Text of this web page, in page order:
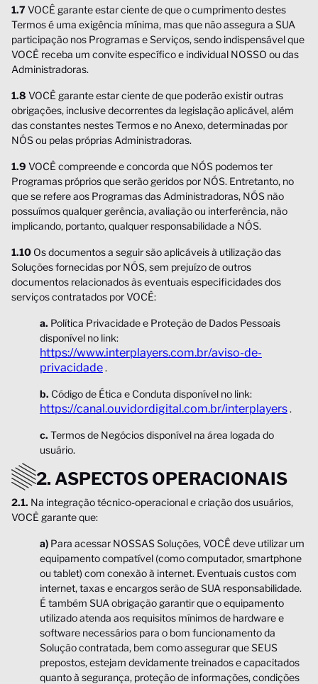
1.7VOCÊ garante estar ciente de que o cumprimento destes
Termos é uma exigência mínima, mas que não assegura a SUA
participação nos Programas e Serviços, sendo indispensável que
VOCÊ receba um convite específico e individual NOSSO ou das
Administradoras.
1.8 VOCÊ garante estar ciente de que poderão existir outras
obrigações, inclusive decorrentes da legislação aplicável, além
das constantes nestes Termos e no Anexo, determinadas por
NÓS ou pelas próprias Administradoras.
1.9 VOCÊ compreende e concorda que NÓS podemos ter
Programas próprios que serão geridos por NÓS. Entretanto, no
que se refere aos Programas das Administradoras, NÓS não
possuímos qualquer gerência, avaliação ou interferência, não
implicando, portanto, qualquer responsabilidade a NÓS.
1.10 Os documentos a seguir são aplicáveis à utilização das
Soluções fornecidas por NÓS, sem prejuízo de outros
documentos relacionados às eventuais especificidades dos
serviços contratados por VOCÊ:
a. Política Privacidade e Proteção de Dados Pessoais
disponível no link:
https://www.interplayers.com.br/aviso-de-
privacidade.
b. Código de Ética e Conduta disponível no link:
https://canal.ouvidordigital.com.br/interplayers.
c. Termos de Negócios disponível na área logada do
usuário.
2. ASPECTOS OPERACIONAIS
2.1. Na integração técnico-operacional e criação dos usuários,
VOCÊ garante que:
a) Para acessar NOSSAS Soluções, VOCÊ deve utilizar um
equipamento compatível (como computador, smartphone
ou tablet) com conexão à internet. Eventuais custos com
internet, taxas e encargos serão de SUA responsabilidade.
É também SUA obrigação garantir que o equipamento
utilizado atenda aos requisitos mínimos de hardware e
software necessários para o bom funcionamento da
Solução contratada, bem como assegurar que SEUS
prepostos, estejam devidamente treinados e capacitados
quanto à segurança, proteção de informações, condições